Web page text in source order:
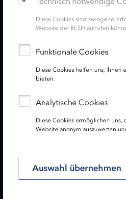
Diese Cookies sind zwingend
Website der IB.SH aufrufen
Funktionale Cookies
Diese Cookies helfen uns, Ihnen
bieten.
Analytische Cookies
Diese Cookies ermöglichen uns,
Website anonym auszuwerten
Auswahl übernehmen
Newsletter
Impressum